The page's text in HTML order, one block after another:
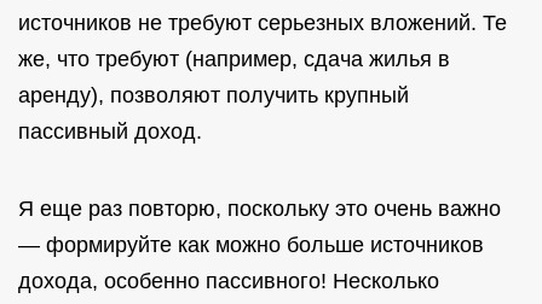
источников не требуют серьезных вложений. Те
же, что требуют (например, сдача жилья в
аренду), позволяют получить крупный
пассивный доход.
Я еще раз повторю, поскольку это очень важно
— формируйте как можно больше источников
дохода, особенно пассивного! Несколько